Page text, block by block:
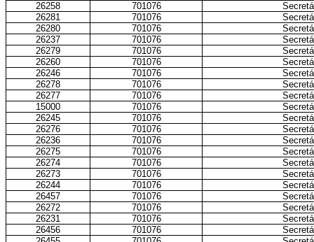
26258
701076
26281
701076
26280
701076
26237
701076
26279
701076
26260
701076
26246
701076
26278
701076
26277
701076
15000
701076
26245
701076
26276
701076
26236
701076
26275
701076
26274
701076
26273
701076
26244
701076
26457
701076
26272
701076
26231
701076
26456
701076